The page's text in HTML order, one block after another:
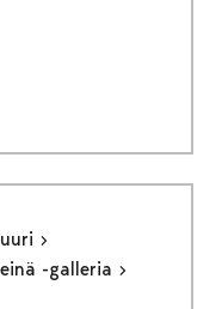
-galleria